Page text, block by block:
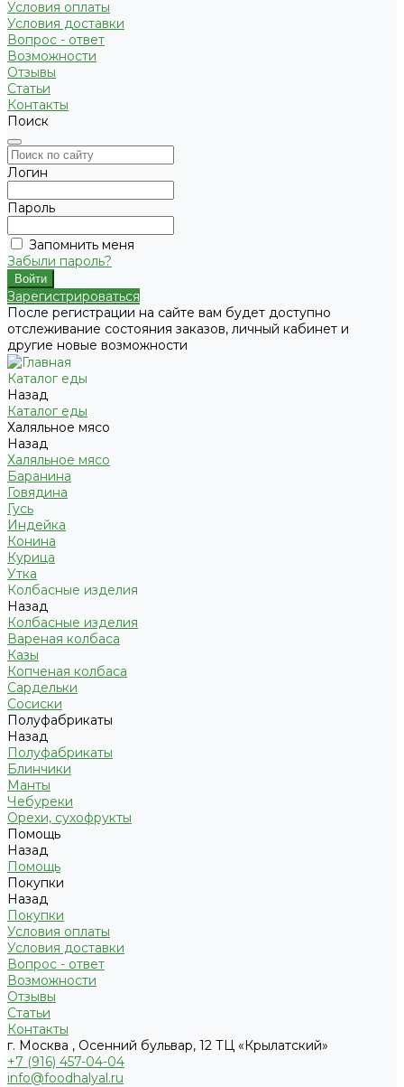
Условия оплаты
Условия доставки
Вопрос - ответ
Возможности
Отзывы
Статьи
Контакты
Поиск
Логин
Пароль
Запомнить меня
Забыли пароль?
Зарегистрироваться
После регистрации на сайте вам будет доступно
отслеживание состояния заказов, личный кабинет и
другие новые возможности
Каталог еды
Назад
Каталог еды
Халяльное мясо
Назад
Халяльное мясо
Баранина
Говядина
Гусь
Индейка
Конина
Курица
Утка
Колбасные изделия
Назад
Колбасные изделия
Вареная колбаса
Казы
Копченая колбаса
Сардельки
Сосиски
Полуфабрикаты
Назад
Полуфабрикаты
Блинчики
Манты
Чебуреки
Орехи, сухофрукты
Помощь
Назад
Помощь
Покупки
Назад
Покупки
Условия оплаты
Условия доставки
Вопрос - ответ
Возможности
Отзывы
Статьи
Контакты
г. Москва , Осенний бульвар, 12 ТЦ «Крылатский»
+7 (916) 457-04-04
info@foodhalyal.ru